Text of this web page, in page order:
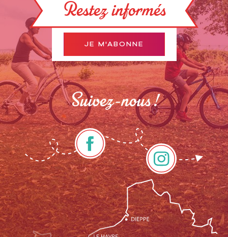
Description
Prestations
Tarifs
Restez informés
JE M'ABONNE
Suivez-nous !